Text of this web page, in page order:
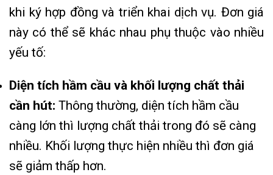
khi ký hợp đồng và triển khai dịch vụ. Đơn giá
này có thể sẽ khác nhau phụ thuộc vào nhiều
yếu tố:
Diện tích hầm cầu và khối lượng chất thải
cần hút: Thông thường, diện tích hầm cầu
càng lớn thì lượng chất thải trong đó sẽ càng
nhiều. Khối lượng thực hiện nhiều thì đơn giá
sẽ giảm thấp hơn.